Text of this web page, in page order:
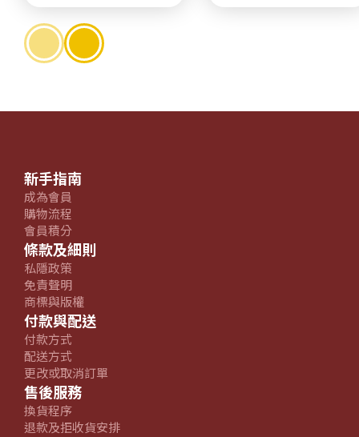
新手指南
成為會員
購物流程
會員積分
條款及細則
私隱政策
免責聲明
商標與版權
付款與配送
付款方式
配送方式
更改或取消訂單
售後服務
換貨程序
退款及拒收貨安排